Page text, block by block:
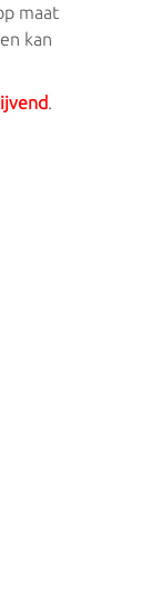
maat
kan